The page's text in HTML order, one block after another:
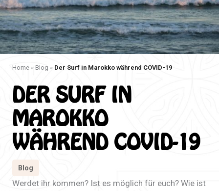
Home » Blog » Der Surf in Marokko während COVID-19
DER SURF IN
MAROKKO
WÄHREND COVID-19
Blog
Werdet ihr kommen? Ist es möglich für euch? Wie ist